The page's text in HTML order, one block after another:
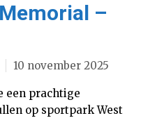
–
10 november 2025
een prachtige
op sportpark West